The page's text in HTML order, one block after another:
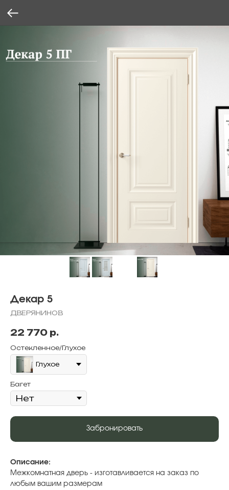
Декар 5
ДВЕРЯНИНОВ
22 770 р.
Остекленное/Глухое
Глухое
Багет
Забронировать
Описание:
Межкомнатная дверь - изготавливается на заказ по
любым вашим размерам